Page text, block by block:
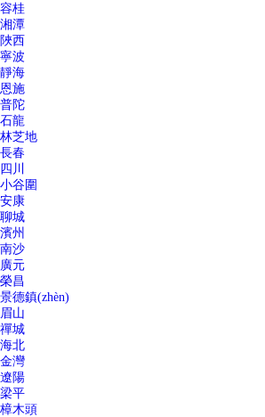
容桂
湘潭
陜西
寧波
靜海
恩施
普陀
石龍
林芝地
長春
四川
小谷圍
安康
聊城
濱州
南沙
廣元
榮昌
景德鎮(zhèn)
眉山
禪城
海北
金灣
遼陽
梁平
樟木頭